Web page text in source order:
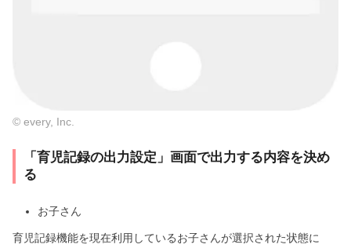
© every, Inc.
「育児記録の出力設定」画面で出力する内容を決め
る
お子さん
育児記録機能を現在利用しているお子さんが選択された状態に